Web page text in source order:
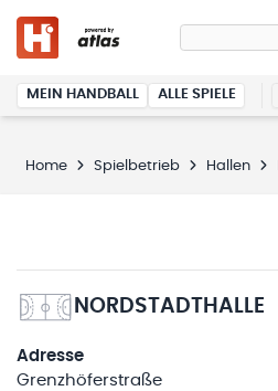
MEIN HANDBALL ALLE SPIELE
Home Spielbetrieb Hallen
NORDSTADTHALLE
Adresse
Grenzhöferstraße